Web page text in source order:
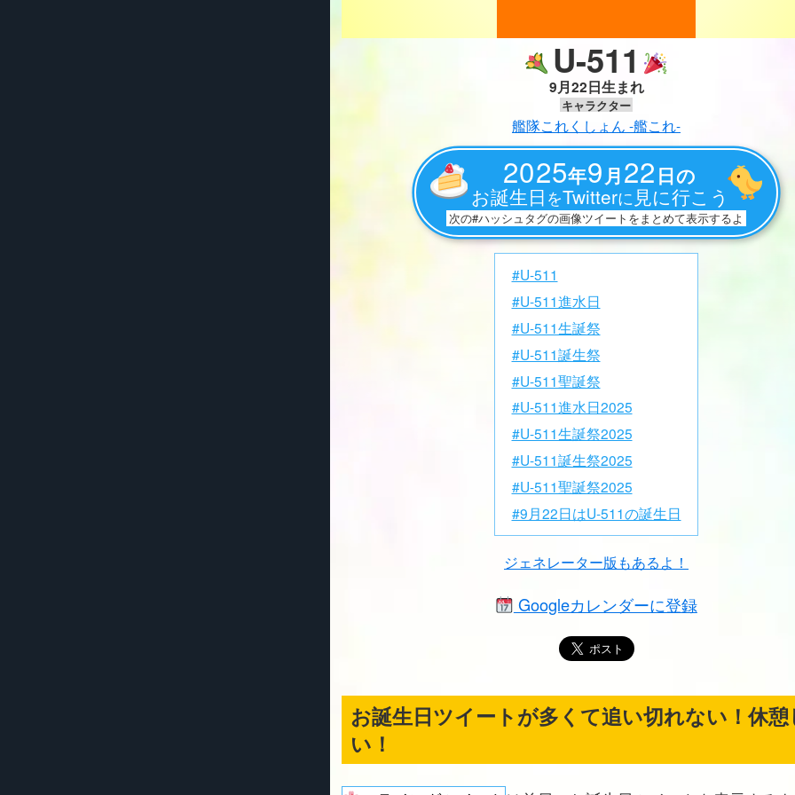
U-511
9月22日生まれ
キャラクター
艦隊これくしょん -艦これ-
2025年9 月22 日の
お誕生日をTwitterに見に行こう
次の#ハッシュタグの画像ツイートをまとめて表示するよ
#U-511
#U-511進水日
#U-511生誕祭
#U-511誕生祭
#U-511聖誕祭
#U-511進水日2025
#U-511生誕祭2025
#U-511誕生祭2025
#U-511聖誕祭2025
#9月22日はU-511の誕生日
ジェネレーター版もあるよ！
Googleカレンダーに登録
お誕生日ツイートが多くて追い切れない！休
い！